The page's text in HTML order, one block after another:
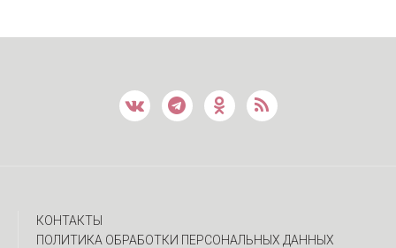
КОНТАКТЫ
ПОЛИТИКА ОБРАБОТКИ ПЕРСОНАЛЬНЫХ ДАННЫХ